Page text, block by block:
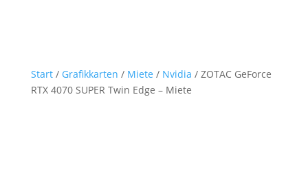
Start/ Grafikkarten / Miete / Nvidia / ZOTAC GeForce
RTX 4070 SUPER Twin Edge – Miete